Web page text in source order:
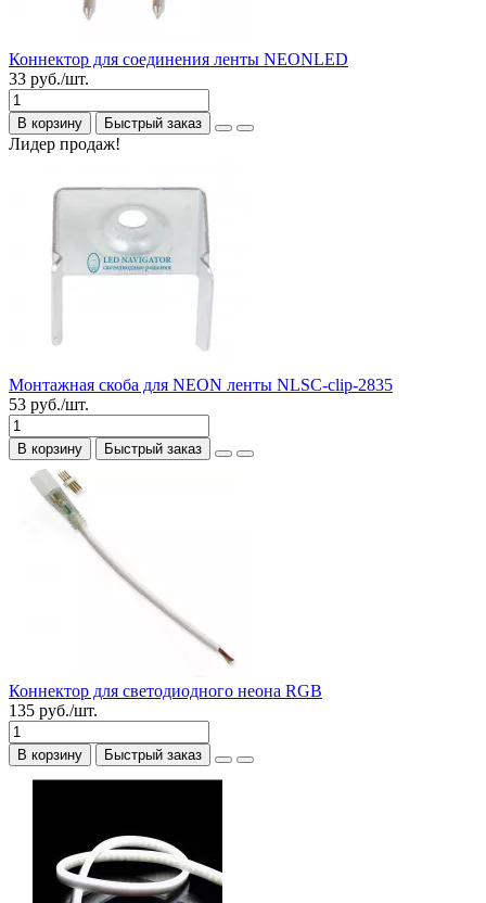
Коннектор для соединения ленты NEONLED
33 руб./шт.
В корзину Быстрый заказ
Лидер продаж!
Монтажная скоба для NEON ленты NLSC-clip-2835
53 руб./шт.
В корзину Быстрый заказ
Коннектор для светодиодного неона RGB
135 руб./шт.
В корзину Быстрый заказ